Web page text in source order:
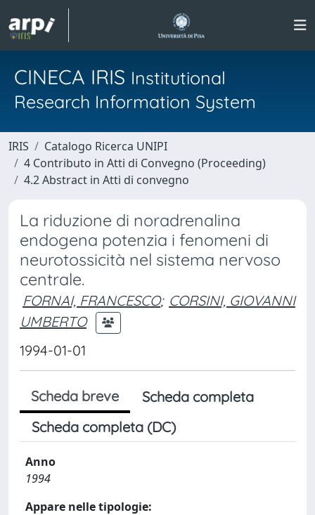
CINECA IRIS Institutional
Research Information System
IRIS
Catalogo Ricerca UNIPI
4 Contributo in Atti di Convegno (Proceeding)
4.2 Abstract in Atti di convegno
La riduzione di noradrenalina
endogena potenzia i fenomeni di
neurotossicità nel sistema nervoso
centrale.
FORNAI, FRANCESCO; CORSINI, GIOVANNI
UMBERTO
1994-01-01
Scheda breve
Scheda completa
Scheda completa (DC)
Anno
1994
Appare nelle tipologie: